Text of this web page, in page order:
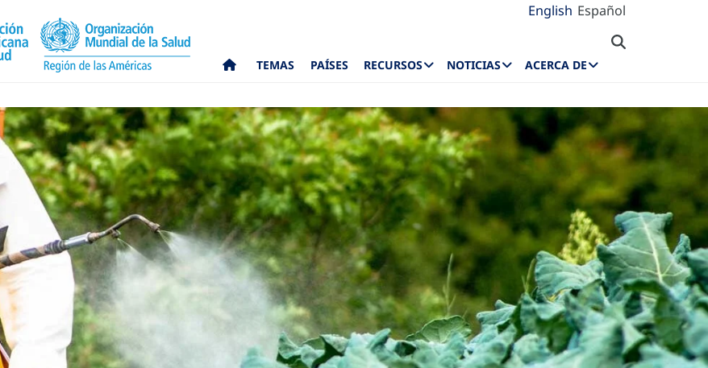
English Español
TEMAS PAÍSES RECURSOS NOTICIAS ACERCA DE